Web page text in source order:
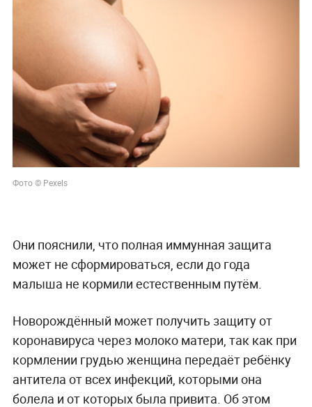
Фото © Pexels
Они пояснили, что полная иммунная защита
может не сформироваться, если до года
малыша не кормили естественным путём.
Новорождённый может получить защиту от
коронавируса через молоко матери, так как при
кормлении грудью женщина передаёт ребёнку
антитела от всех инфекций, которыми она
болела и от которых была привита. Об этом